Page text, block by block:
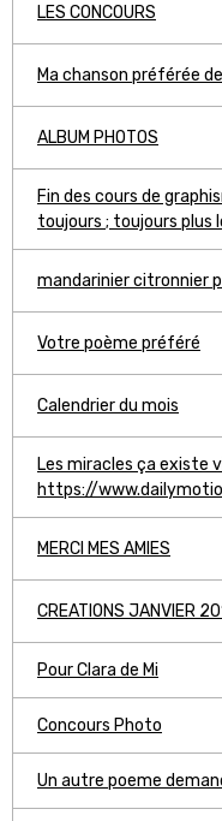
LES CONCOURS
Ma chanson préférée
ALBUM PHOTOS
Fin des cours de
toujours ; toujours plus
mandarinier citronnier
Votre poème préféré
Calendrier du mois
Les miracles ça existe
https://
MERCI MES AMIES
CREATIONS JANVIER
Pour Clara de Mi
Concours Photo
Un autre poeme